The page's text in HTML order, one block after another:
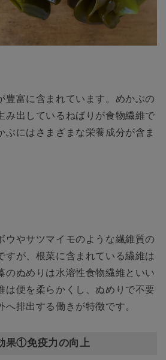
豊富に含まれています。めかぶの
み出しているねばりが食物繊維で
ぶにはさまざまな栄養成分が含ま
ウやサツマイモのような繊維質の
すが、根菜に含まれている繊維は
のぬめりは水溶性食物繊維といい
は便を柔らかくし、ぬめりで不要
へ排出する働きが特徴です。
果①免疫力の向上